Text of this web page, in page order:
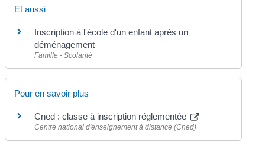
Et aussi
Inscription à l'école d'un enfant après un
déménagement
Famille - Scolarité
Pour en savoir plus
Cned : classe à inscription réglementée
Centre national d'enseignement à distance (Cned)